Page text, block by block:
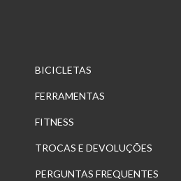
BICICLETAS
FERRAMENTAS
FITNESS
TROCAS E DEVOLUÇÕES
PERGUNTAS FREQUENTES